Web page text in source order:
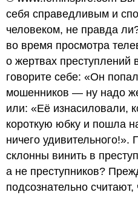
себя справедливым и
человеком, не правда
во время просмотра
о жертвах преступлений
говорите себе: «Он
мошенников — ну надо
или: «Её изнасиловали,
короткую юбку и пошла
ничего
склонны винить в
а не преступников?
подсознательно